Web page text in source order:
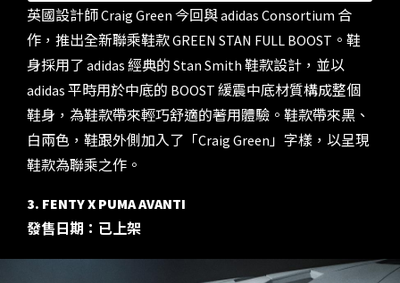
英國設計師 Craig Green 今回與 adidas Consortium 合
作，推出全新聯乘鞋款 GREEN STAN FULL BOOST。鞋
身採用了 adidas 經典的 Stan Smith 鞋款設計，並以
adidas 平時用於中底的 BOOST 緩震中底材質構成整個
鞋身，為鞋款帶來輕巧舒適的著用體驗。鞋款帶來黑、
白兩色，鞋跟外側加入了「Craig Green」字樣，以呈現
鞋款為聯乘之作。
3. FENTY X PUMA AVANTI
發售日期：已上架